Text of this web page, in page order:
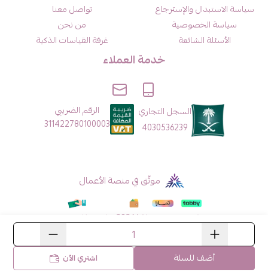
أضف للسلة اشتري الآن
سياسة الاستبدال والإسترجاع
سياسة الخصوصية
الأسئلة الشائعة
تواصل معنا
من نحن
غرفة القياسات الذكية
خدمة العملاء
السجل التجاري
4030536239
الرقم الضريبي
311422780100003
موثّق في منصة الأعمال
الحقوق محفوظة | 2026 هايدي فاشن